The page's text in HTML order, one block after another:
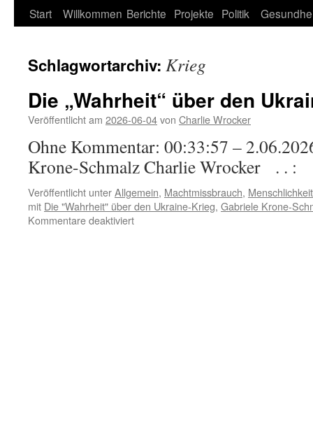
Start Willkommen Berichte Projekte Politik
Schlagwortarchiv: Krieg
Die „Wahrheit“ über den
Veröffentlicht am 2026-06-04von Charlie Wrocker
Ohne Kommentar: 00:33:57 –
Krone-Schmalz Charlie Wrocker . . :
Veröffentlicht unterAllgemein, Machtmissbrauch, Menschlichkeit
mit Die "Wahrheit" über den Ukraine-Krieg, Gabriele Krone-
Kommentare deaktiviertfür